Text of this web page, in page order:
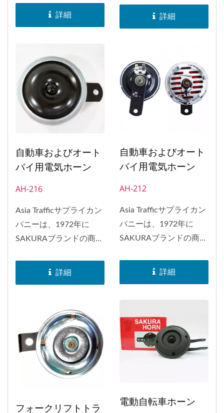
アメリカなど、世界中に
配布されました。1998
年には、ホーンのEマー
ク承認を取得しました。
詳細
SAKURAブランドのホー
アメリカなど、世界中に
配布されました。1998
年には、ホーンのEマー
ク承認を取得しました。
詳細
自動車およびオート
バイ用電気ホーン
AH-216
Asia Trafficサプライカン
パニーは、1972年に
SAKURAブランドの商標
ーロッパ、南アフリカ、
アメリカなど、世界中に
配布されました。1998
年には、ホーンのEマー
ク承認を取得しました。
詳細
自動車およびオート
バイ用電気ホーン
AH-212
Asia Trafficサプライカン
パニーは、1972年に
SAKURAブランドの商標
SAKURAブランドのホー
アメリカなど、世界中に
配布されました。1998
年には、ホーンのEマー
詳細
フォークリフトトラ
電動自転車ホーン